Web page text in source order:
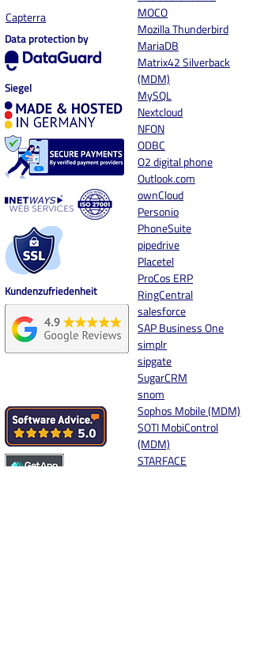
Capterra
Data protection by
Siegel
Kundenzufriedenheit
MOCO
Mozilla Thunderbird
MariaDB
Matrix42 Silverback
(MDM)
MySQL
Nextcloud
NFON
ODBC
O2 digital phone
Outlook.com
ownCloud
Personio
PhoneSuite
pipedrive
Placetel
ProCos ERP
RingCentral
salesforce
SAP Business One
simplr
sipgate
SugarCRM
snom
Sophos Mobile (MDM)
SOTI MobiControl
(MDM)
STARFACE